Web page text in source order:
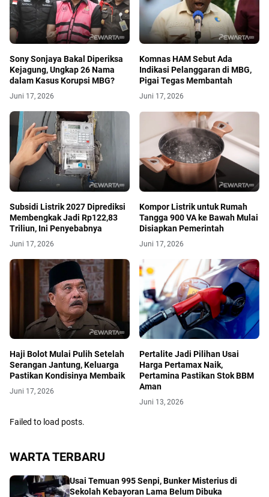
Sony Sonjaya Bakal Diperiksa
Kejagung, Ungkap 26 Nama
dalam Kasus Korupsi MBG?
Juni 17, 2026
Komnas HAM Sebut Ada
Indikasi Pelanggaran di MBG,
Pigai Tegas Membantah
Juni 17, 2026
Subsidi Listrik 2027 Diprediksi
Membengkak Jadi Rp122,83
Triliun, Ini Penyebabnya
Juni 17, 2026
Kompor Listrik untuk Rumah
Tangga 900 VA ke Bawah Mulai
Disiapkan Pemerintah
Juni 17, 2026
Haji Bolot Mulai Pulih Setelah
Serangan Jantung, Keluarga
Pastikan Kondisinya Membaik
Juni 17, 2026
Pertalite Jadi Pilihan Usai
Harga Pertamax Naik,
Pertamina Pastikan Stok BBM
Aman
Juni 13, 2026
Failed to load posts.
WARTA TERBARU
Usai Temuan 995 Senpi, Bunker Misterius di
Sekolah Kebayoran Lama Belum Dibuka